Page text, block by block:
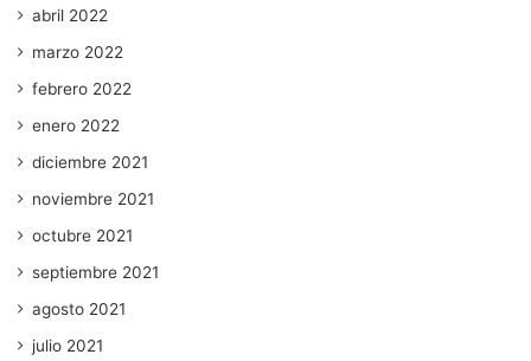
abril 2022
marzo 2022
febrero 2022
enero 2022
diciembre 2021
noviembre 2021
octubre 2021
septiembre 2021
agosto 2021
julio 2021